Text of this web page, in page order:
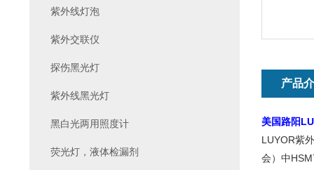
产品
美国路阳
LUYOR紫
会）中
紫外线灯泡
紫外交联仪
探伤黑光灯
紫外线黑光灯
黑白光两用照度计
荧光灯，液体检漏剂